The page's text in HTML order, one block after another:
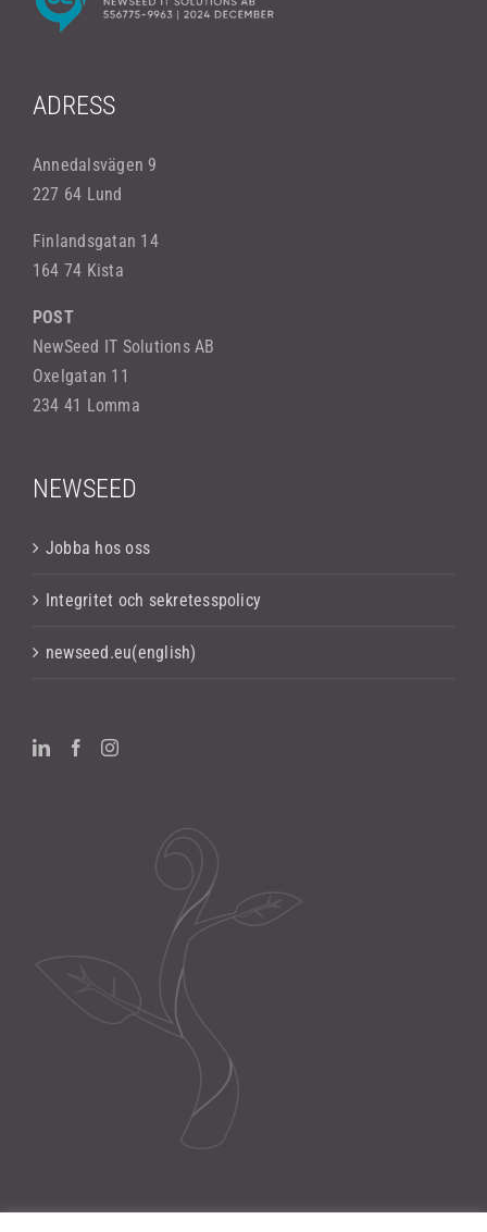
ADRESS
Annedalsvägen 9
227 64 Lund
Finlandsgatan 14
164 74 Kista
POST
NewSeed IT Solutions AB
Oxelgatan 11
234 41 Lomma
NEWSEED
Jobba hos oss
Integritet och sekretesspolicy
newseed.eu(english)